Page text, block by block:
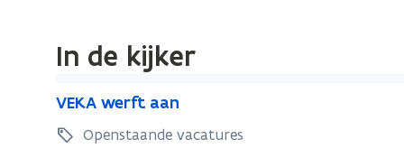
In de kijker
E
K
VEKA werft aan
V
E
K
Openstaande vacatures